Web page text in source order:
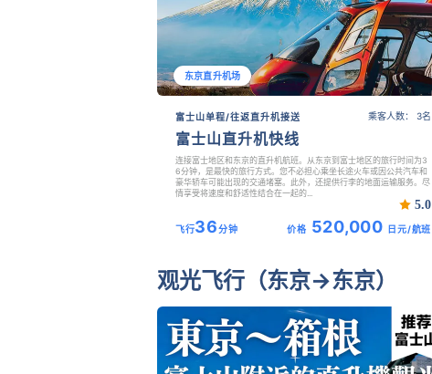
东京直升机场
乘客人数： 3名
富士山单程/往返直升机接送
富士山直升机快线
连接富士地区和东京的直升机航班。从东京到富士地区的旅行时间为3
6分钟，是最快的旅行方式。您不必担心乘坐长途火车或因公共汽车和
豪华轿车可能出现的交通堵塞。此外，还提供行李的地面运输服务。尽
情享受将速度和舒适性结合在一起的...
5.0
飞行36分钟 价格 520,000 日元/航班
观光飞行（东京→东京）